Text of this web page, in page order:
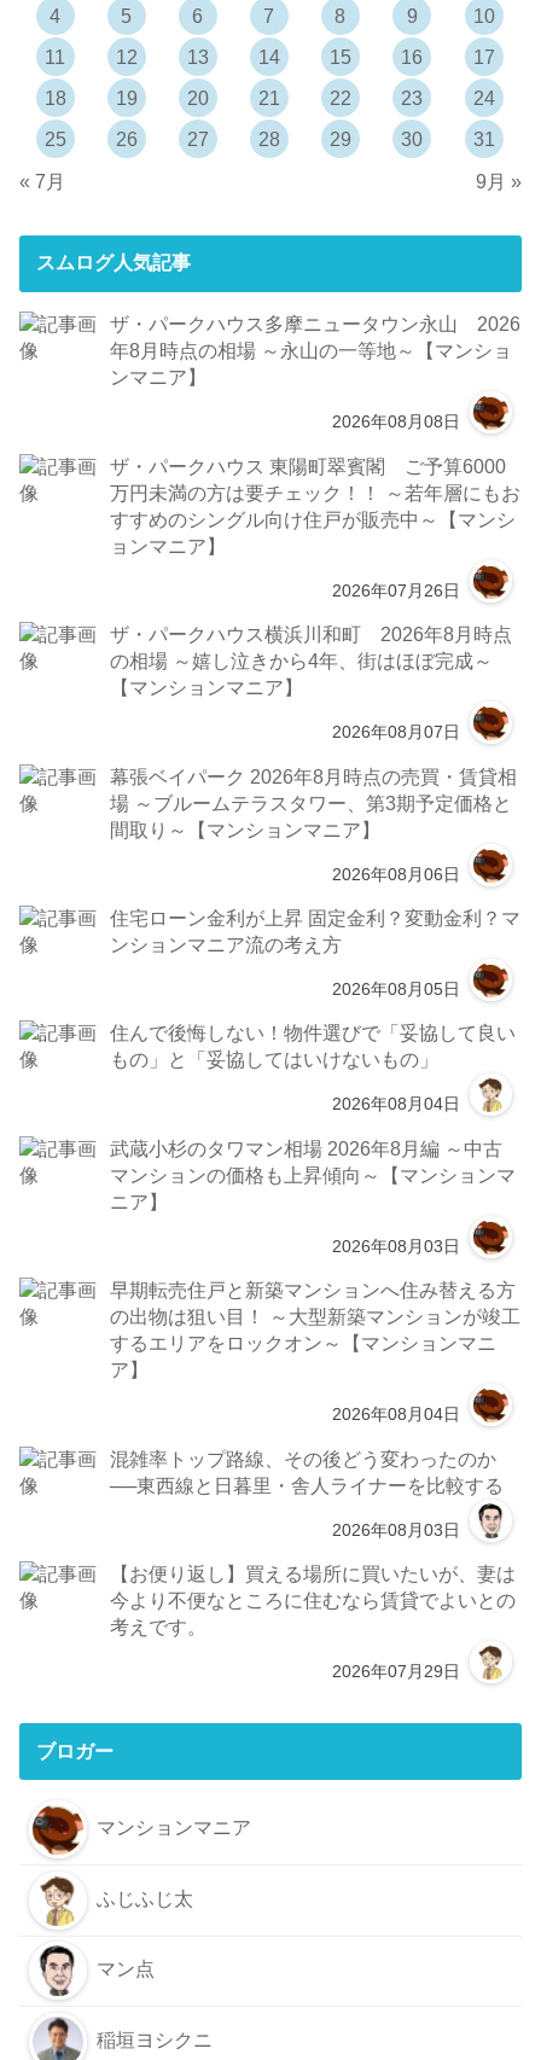
4
5 6 7 8 9
10
11
12 13 14 15 16
17
18
19 20 21 22 23
24
25
26 27 28 29 30
31
« 7月
9月 »
スムログ人気記事
ザ・パークハウス多摩ニュータウン永山 2026
年8月時点の相場 ～永山の一等地～【マンショ
ンマニア】
2026年08月08日
ザ・パークハウス 東陽町翠賓閣 ご予算6000
万円未満の方は要チェック！！ ～若年層にもお
すすめのシングル向け住戸が販売中～【マンシ
ョンマニア】
2026年07月26日
ザ・パークハウス横浜川和町 2026年8月時点
の相場 ～嬉し泣きから4年、街はほぼ完成～
【マンションマニア】
2026年08月07日
幕張ベイパーク 2026年8月時点の売買・賃貸相
場 ～ブルームテラスタワー、第3期予定価格と
間取り～【マンションマニア】
2026年08月06日
住宅ローン金利が上昇 固定金利？変動金利？マ
ンションマニア流の考え方
2026年08月05日
住んで後悔しない！物件選びで「妥協して良い
もの」と「妥協してはいけないもの」
2026年08月04日
武蔵小杉のタワマン相場 2026年8月編 ～中古
マンションの価格も上昇傾向～【マンションマ
ニア】
2026年08月03日
早期転売住戸と新築マンションへ住み替える方
の出物は狙い目！ ～大型新築マンションが竣工
するエリアをロックオン～【マンションマニ
ア】
2026年08月04日
混雑率トップ路線、その後どう変わったのか
──東西線と日暮里・舎人ライナーを比較する
2026年08月03日
【お便り返し】買える場所に買いたいが、妻は
今より不便なところに住むなら賃貸でよいとの
考えです。
2026年07月29日
ブロガー
マンションマニア
ふじふじ太
マン点
稲垣ヨシクニ